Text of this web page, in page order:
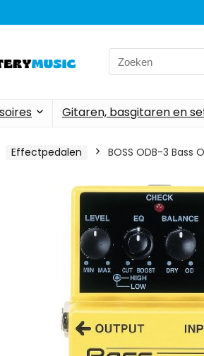
Search
for:
Gitaren, basgitaren en
Effectpedalen BOSS ODB-3